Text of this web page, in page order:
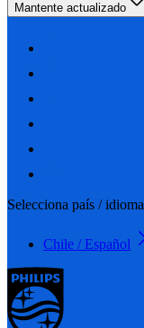
Mantente actualizado
Selecciona país / idioma
Chile / Español